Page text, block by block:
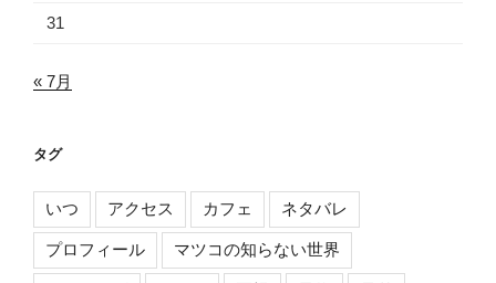
31
« 7月
タグ
いつ アクセス カフェ ネタバレ
プロフィール マツコの知らない世界